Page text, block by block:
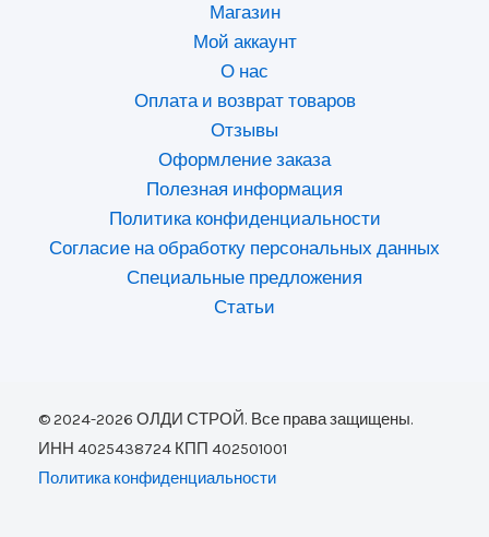
Магазин
Мой аккаунт
О нас
Оплата и возврат товаров
Отзывы
Оформление заказа
Полезная информация
Политика конфиденциальности
Согласие на обработку персональных данных
Специальные предложения
Статьи
© 2024-2026 ОЛДИ СТРОЙ. Все права защищены.
ИНН 4025438724 КПП 402501001
Политика конфиденциальности